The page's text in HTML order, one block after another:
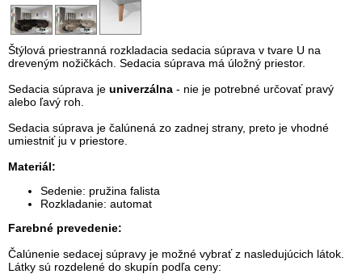
Štýlová priestranná rozkladacia sedacia súprava v tvare U na
dreveným nožičkách. Sedacia súprava má úložný priestor.
Sedacia súprava je univerzálna - nie je potrebné určovať pravý
alebo ľavý roh.
Sedacia súprava je čalúnená zo zadnej strany, preto je vhodné
umiestniť ju v priestore.
Materiál:
Sedenie: pružina falista
Rozkladanie: automat
Farebné prevedenie:
Čalúnenie sedacej súpravy je možné vybrať z nasledujúcich látok.
Látky sú rozdelené do skupín podľa ceny: